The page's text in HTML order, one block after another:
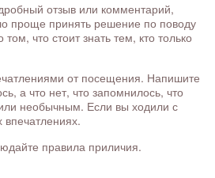
отзыв или комментарий,
проще принять решение по поводу
что стоит знать тем, кто только
от посещения. Напишите
а что нет, что запомнилось, что
необычным. Если вы ходили с
впечатлениях.
правила приличия.